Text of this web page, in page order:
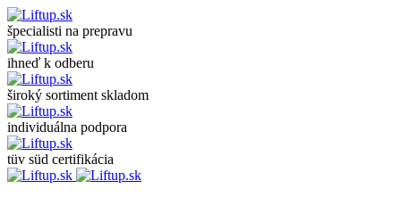
špecialisti na prepravu
ihneď k odberu
široký sortiment skladom
individuálna podpora
tüv süd certifikácia